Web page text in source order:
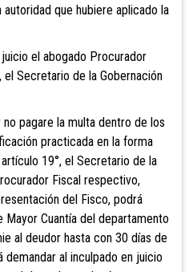
que hubiere aplicado la
el abogado Procurador
el Secretario de la Gobernación
pagare la multa dentro de los
practicada en la forma
19°, el Secretario de la
Fiscal respectivo,
del Fisco, podrá
Cuantía del departamento
al deudor hasta con 30 días de
demandar al inculpado en juicio